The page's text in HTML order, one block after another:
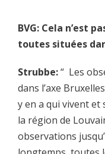
BVG: Cela n’est
toutes situées
Strubbe:“ Les
dans l’axe
y en a qui vivent et
la région de
observations